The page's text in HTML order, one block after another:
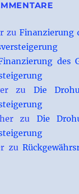
zuFinanzierung
des
zu Die
zu Die
zu